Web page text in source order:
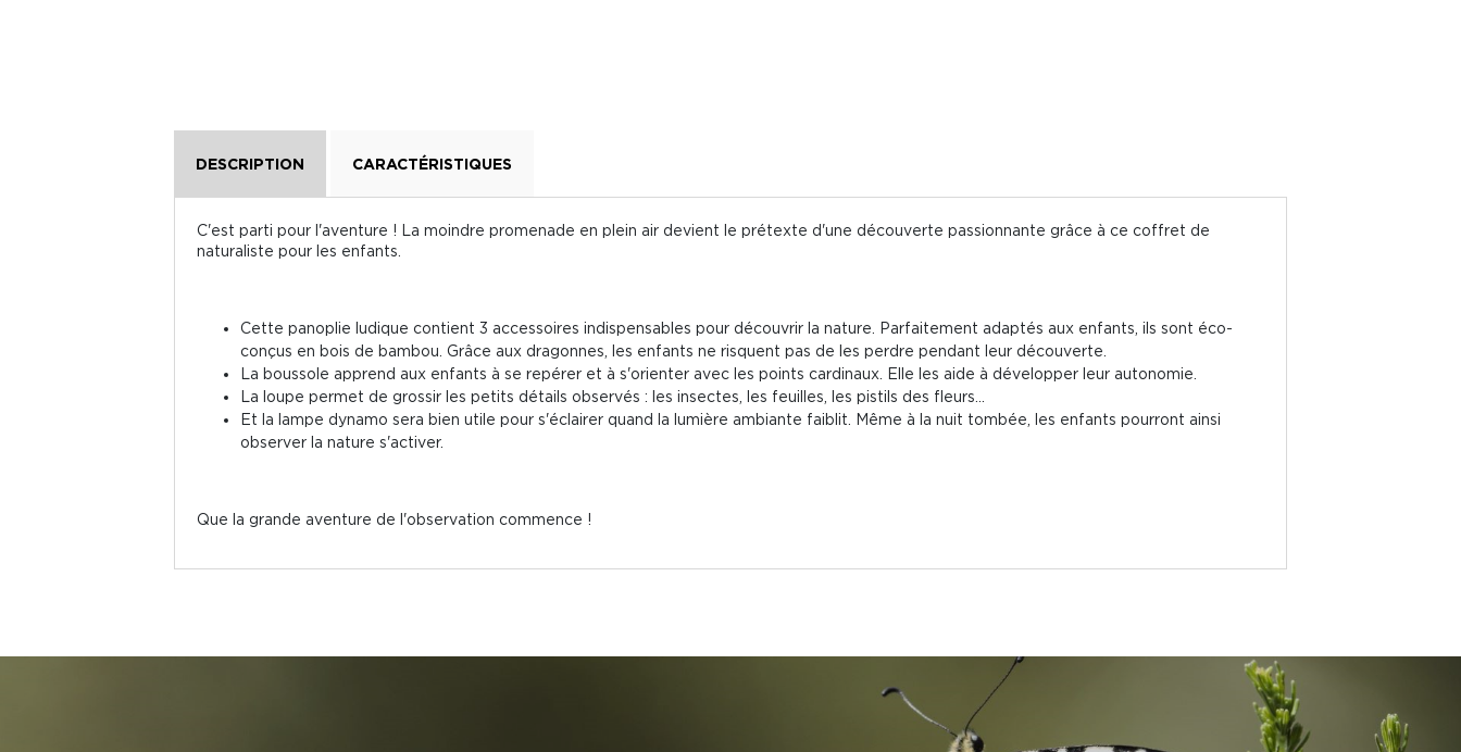
DESCRIPTION CARACTÉRISTIQUES
C'est parti pour l'aventure ! La moindre promenade en plein air devient le prétexte d'une découverte passionnante grâce à ce coffret de
naturaliste pour les enfants.
Cette panoplie ludique contient 3 accessoires indispensables pour découvrir la nature. Parfaitement adaptés aux enfants, ils sont éco-
conçus en bois de bambou. Grâce aux dragonnes, les enfants ne risquent pas de les perdre pendant leur découverte.
La boussole apprend aux enfants à se repérer et à s'orienter avec les points cardinaux. Elle les aide à développer leur autonomie.
La loupe permet de grossir les petits détails observés : les insectes, les feuilles, les pistils des fleurs...
Et la lampe dynamo sera bien utile pour s'éclairer quand la lumière ambiante faiblit. Même à la nuit tombée, les enfants pourront ainsi
observer la nature s'activer.
Que la grande aventure de l'observation commence !